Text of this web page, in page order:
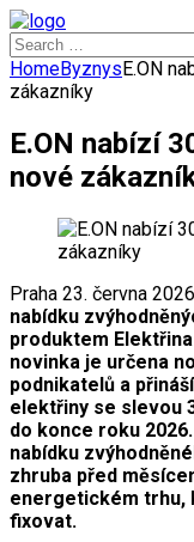
Search
for:
HomeByznysE.ON
zákazníky
E.ON nabízí
nové
Praha 23. června
nabídku
produktem
novinka je určena
podnikatelů a
elektřiny se slevou
do konce roku
nabídku
zhruba před
energetickém trhu,
fixovat.